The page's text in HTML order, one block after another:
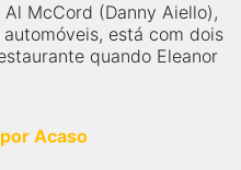
Al McCord (Danny Aiello),
está com dois
quando Eleanor
Acaso